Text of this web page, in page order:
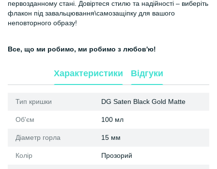
первозданному стані. Довіртеся стилю та надійності – виберіть
флакон під завальцювання\самозащіпку для вашого
неповторного образу!
Все, що ми робимо, ми робимо з любов'ю!
Характеристики Відгуки
Тип кришки DG Saten Black Gold Matte
Об'єм 100 мл
Діаметр горла 15 мм
Колір Прозорий